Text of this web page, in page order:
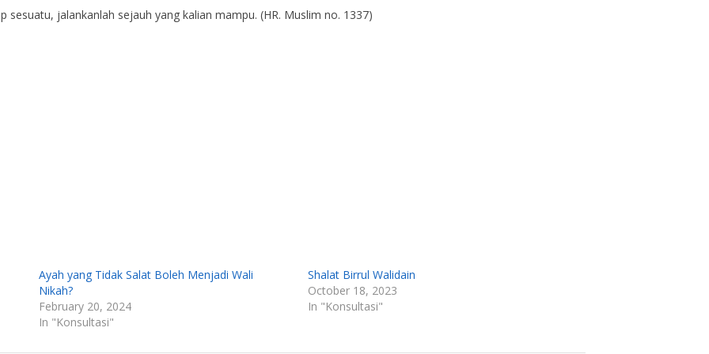
jalankanlah sejauh yang kalian mampu. (HR. Muslim no. 1337)
Ayah yang Tidak Salat Boleh Menjadi Wali
Nikah?
February 20, 2024
In "Konsultasi"
Shalat Birrul Walidain
October 18, 2023
In "Konsultasi"